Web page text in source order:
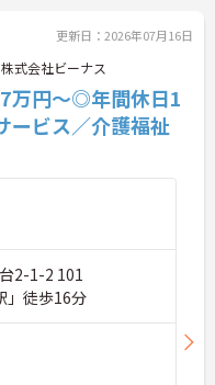
更新日：2026年07月16日
株式会社ビーナス
万円～◎年間休日1
ビス／介護福祉
2-1-2 101
」徒歩16分